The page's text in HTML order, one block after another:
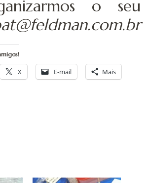
o seu
X E-mail Mais